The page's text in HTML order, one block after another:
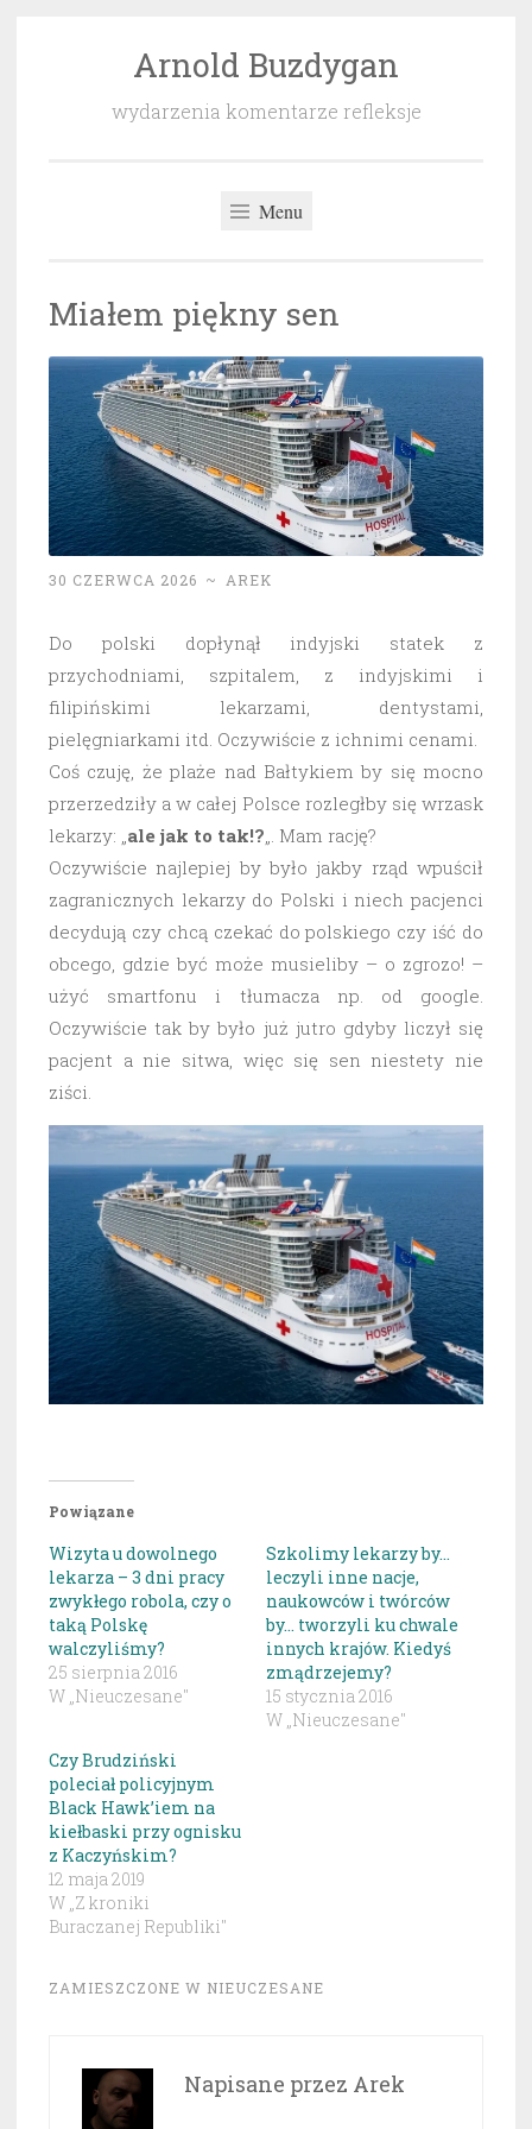
Arnold Buzdygan
wydarzenia komentarze refleksje
Menu
Miałem piękny sen
30 CZERWCA 2026 ~ AREK
Do polski dopłynął indyjski statek z
przychodniami, szpitalem, z indyjskimi i
filipińskimi lekarzami, dentystami,
pielęgniarkami itd. Oczywiście z ichnimi cenami.
Coś czuję, że plaże nad Bałtykiem by się mocno
przerzedziły a w całej Polsce rozległby się wrzask
lekarzy: „ ale jak to tak!? „. Mam rację?
Oczywiście najlepiej by było jakby rząd wpuścił
zagranicznych lekarzy do Polski i niech pacjenci
decydują czy chcą czekać do polskiego czy iść do
obcego, gdzie być może musieliby – o zgrozo! –
użyć smartfonu i tłumacza np. od google.
Oczywiście tak by było już jutro gdyby liczył się
pacjent a nie sitwa, więc się sen niestety nie
ziści.
Powiązane
Wizyta u dowolnego
lekarza – 3 dni pracy
zwykłego robola, czy o
taką Polskę
walczyliśmy?
25 sierpnia 2016
W „Nieuczesane"
Szkolimy lekarzy by…
leczyli inne nacje,
naukowców i twórców
by… tworzyli ku chwale
innych krajów. Kiedyś
zmądrzejemy?
15 stycznia 2016
W „Nieuczesane"
Czy Brudziński
poleciał policyjnym
Black Hawk’iem na
kiełbaski przy ognisku
z Kaczyńskim?
12 maja 2019
W „Z kroniki
Buraczanej Republiki"
ZAMIESZCZONE W NIEUCZESANE
Napisane przez Arek